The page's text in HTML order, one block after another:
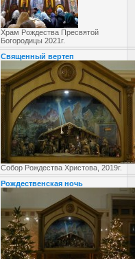
Храм Рождества Пресвятой
Богородицы 2021г.
Священный вертеп
Собор Рождества Христова, 2019г.
Рождественская ночь